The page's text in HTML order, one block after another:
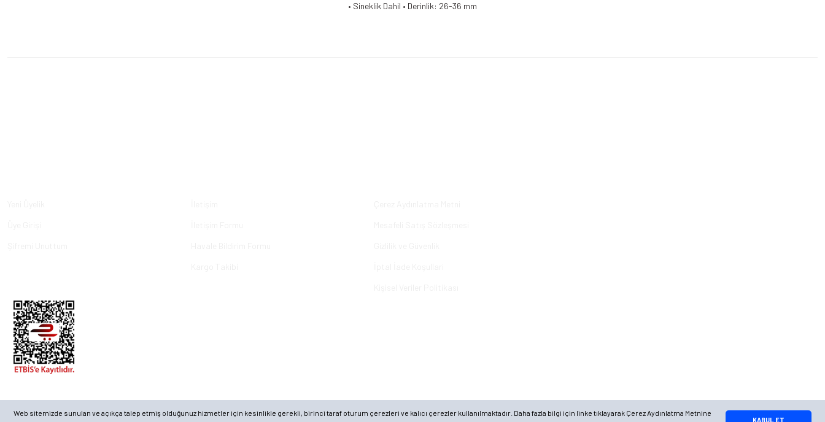
Web sitemizde sunulan ve açıkça talep etmiş olduğunuz hizmetler için kesinlikle gerekli, birinci taraf oturum çerezleri ve kalıcı çerezler kullanılmaktadır. Daha fazla bilgi için linke tıklayarak Çerez Aydınlatma Metnine
KABUL ET
Whatsapp Bilgi Hattı
• Sineklik Dahil • Derinlik: 26-36 mm